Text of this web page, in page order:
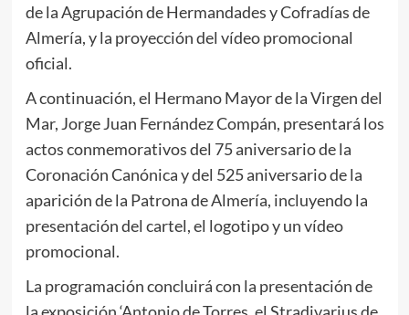
de la Agrupación de Hermandades y Cofradías de
Almería, y la proyección del vídeo promocional
oficial.
A continuación, el Hermano Mayor de la Virgen del
Mar, Jorge Juan Fernández Compán, presentará los
actos conmemorativos del 75 aniversario de la
Coronación Canónica y del 525 aniversario de la
aparición de la Patrona de Almería, incluyendo la
presentación del cartel, el logotipo y un vídeo
promocional.
La programación concluirá con la presentación de